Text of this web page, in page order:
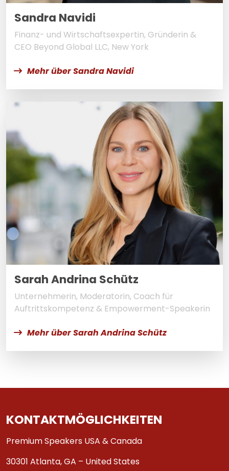
Sandra Navidi
Finanz- und Wirtschaftsexpertin, Gründerin &
CEO Beyond Global LLC, New York
Mehr über Sandra Navidi
Sarah Andrina Schütz
Unternehmerin, Moderatorin, Coach für
Auftrittskompetenz & Empowerment-Speakerin
Mehr über Sarah Andrina Schütz
KONTAKTMÖGLICHKEITEN
Premium Speakers USA & Canada
30301 Atlanta, GA – United States